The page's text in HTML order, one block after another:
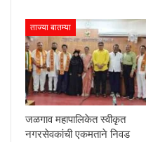
ताज्या बातम्या
जळगाव महापालिकेत स्वीकृत
नगरसेवकांची एकमताने निवड